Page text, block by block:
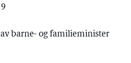
av barne- og familieminister